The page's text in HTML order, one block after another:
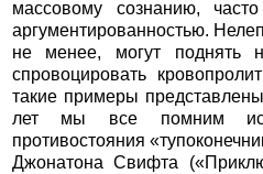
массовому сознанию,
аргументированностью.
не менее, могут поднять
спровоцировать
такие примеры
лет мы все помним
противостояния
Джонатона Свифта